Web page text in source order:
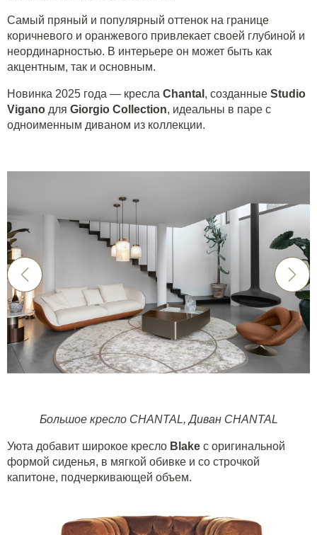
Самый пряный и популярный оттенок на границе
коричневого и оранжевого привлекает своей глубиной и
неординарностью. В интерьере он может быть как
акцентным, так и основным.
Новинка 2025 года — кресла Chantal , созданные Studio
Vigano для Giorgio Collection, идеальны в паре с
одноименным диваном из коллекции.
Большое кресло CHANTAL,Диван CHANTAL
Уюта добавит широкое кресло Blake с оригинальной
формой сиденья, в мягкой обивке и со строчкой
капитоне, подчеркивающей объем.